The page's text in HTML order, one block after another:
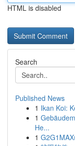
HTML is disabled
Search
Published News
1 Ikan Koi:
1
He...
1